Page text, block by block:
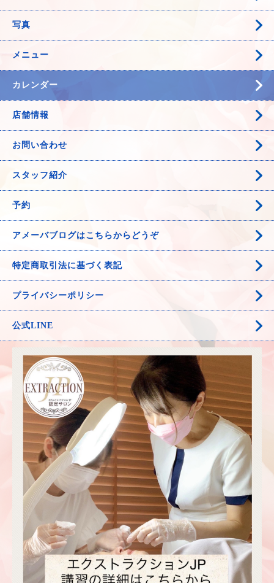
写真
メニュー
カレンダー
店舗情報
お問い合わせ
スタッフ紹介
予約
アメーバブログはこちらからどうぞ
特定商取引法に基づく表記
プライバシーポリシー
公式LINE